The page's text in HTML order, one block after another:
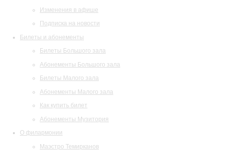
Изменения в афише
Подписка на новости
Билеты и абонементы
Билеты Большого зала
Абонементы Большого зала
Билеты Малого зала
Абонементы Малого зала
Как купить билет
Абонементы Музитория
О филармонии
Маэстро Темирканов